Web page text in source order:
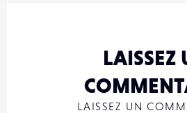
LAISSEZ
LAISSEZ UN